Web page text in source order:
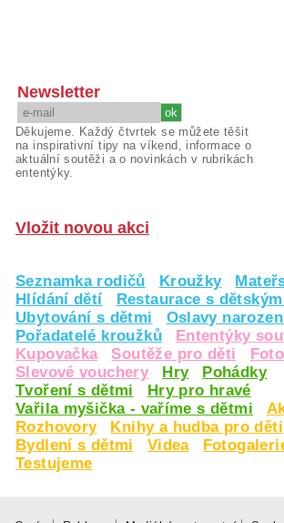
Newsletter
Děkujeme. Každý čtvrtek se můžete těšit
na inspirativní tipy na víkend, informace o
aktuální soutěži a o novinkách v rubrikách
ententýky.
Vložit novou akci
Seznamka rodičů Kroužky
Hlídání dětí
Restaurace s
Ubytování s dětmi
Oslavy
Pořadatelé kroužků
Ententýky
Kupovačka
Soutěže pro děti
Slevové vouchery
Hry
Pohádky
Tvoření s dětmi
Hry pro hravé
Vařila myšička - vaříme s dětmi
Rozhovory
Knihy a hudba pro děti
Bydlení s dětmi
Videa
Testujeme